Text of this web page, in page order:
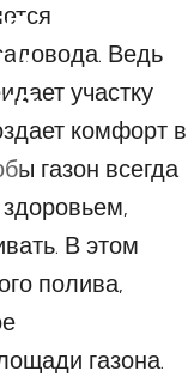
и
Ведь
участку
комфорт в
газон всегда
В этом
полива,
газона.